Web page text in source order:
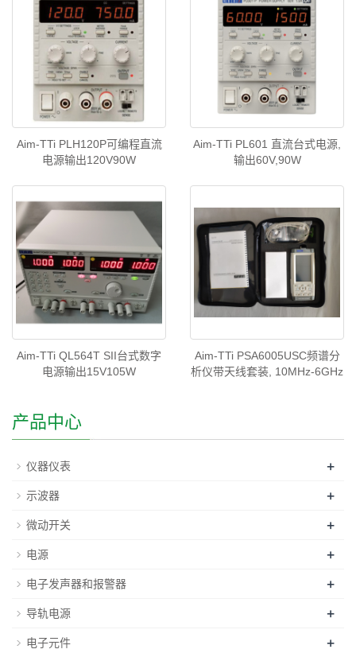
Aim-TTi PLH120P可编程直流
电源输出120V90W
Aim-TTi PL601 直流台式电源,
输出60V,90W
Aim-TTi QL564T SII台式数字
电源输出15V105W
Aim-TTi PSA6005USC频谱分
析仪带天线套装, 10MHz-6GHz
产品中心
仪器仪表 +
示波器 +
微动开关 +
电源 +
电子发声器和报警器 +
导轨电源 +
电子元件 +